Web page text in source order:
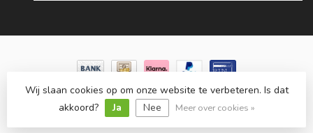
© Copyright 2026 LedlampGrosshandel.de- Powered by
Lightspeed
Lightspeed designbyDyvelopment
Wij slaan cookies op om onze website te verbeteren. Is dat
akkoord?
Ja Nee Meer over cookies »